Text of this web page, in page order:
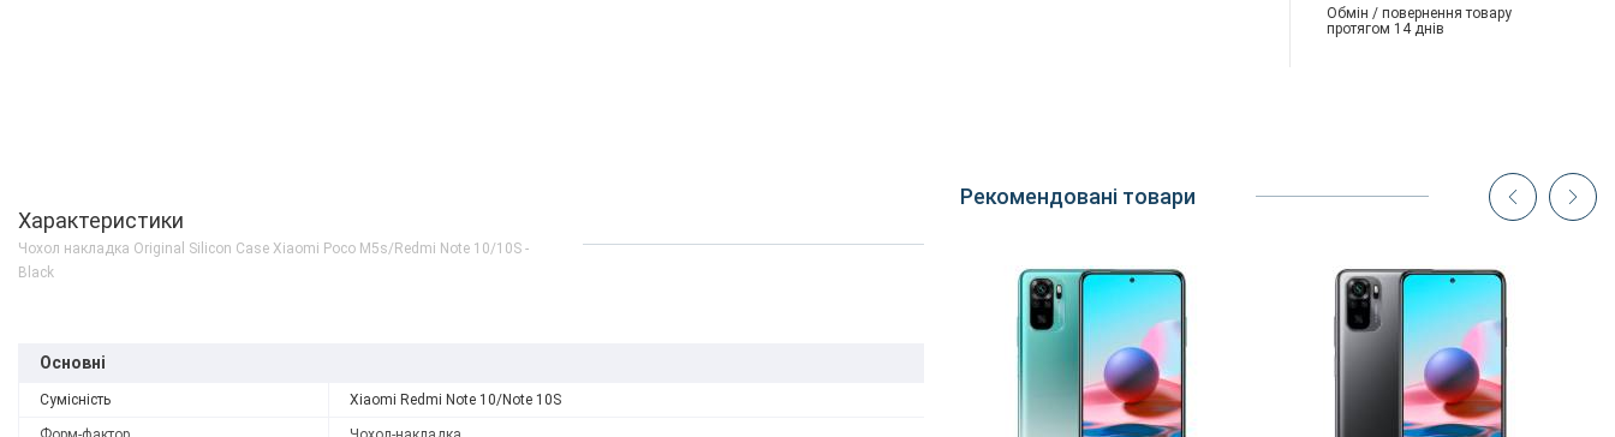
Обмін / повернення товару
протягом 14 днів
Характеристики
Чохол накладка Original Silicon Case Xiaomi Poco M5s/Redmi Note 10/10S -
Black
Основні
Сумісність Xiaomi Redmi Note 10/Note 10S
Рекомендовані товари